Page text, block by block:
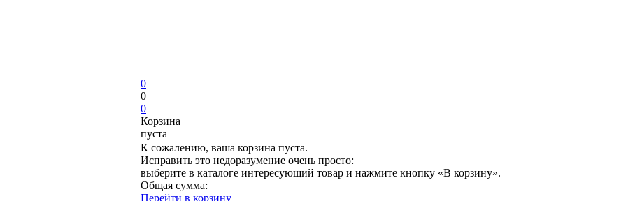
0
0
0
Корзина
пуста
К сожалению, ваша корзина пуста.
Исправить это недоразумение очень просто:
выберите в каталоге интересующий товар и нажмите кнопку «В корзину».
Общая сумма:
Перейти в корзину